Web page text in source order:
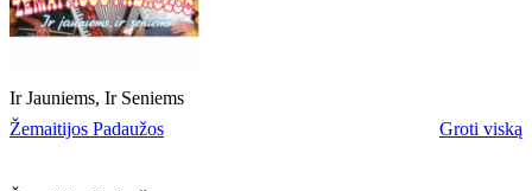
Ir Jauniems, Ir Seniems
Žemaitijos Padaužos
Groti viską